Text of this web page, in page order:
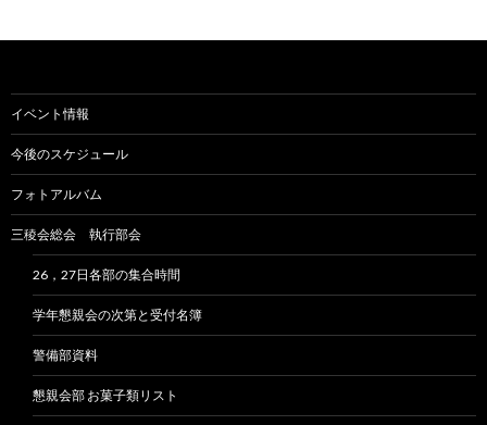
イベント情報
今後のスケジュール
フォトアルバム
三稜会総会 執行部会
26，27日各部の集合時間
学年懇親会の次第と受付名簿
警備部資料
懇親会部 お菓子類リスト